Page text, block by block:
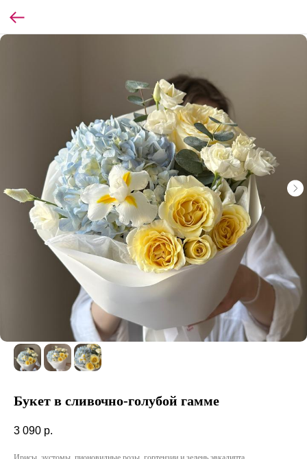
Букет в сливочно-голубой гамме
3 090 р.